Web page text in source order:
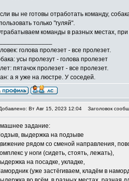
вы не готовы отработать команду,
только "гуляй".
команды в разных местах,
голова пролезет - все пролезет.
усы пролезут - голова пролезет
пятачок пролезет - все пролезет.
а я уже на люстре. У соседей.
Вт Авг 15, 2023 12:04 Заголовок
задание:
выдержка на подзыве
рядом со сменой направления,
у ноги (сидеть, стоять, лежать),
на посадке, укладке,
(уже застёгиваем, кладём в